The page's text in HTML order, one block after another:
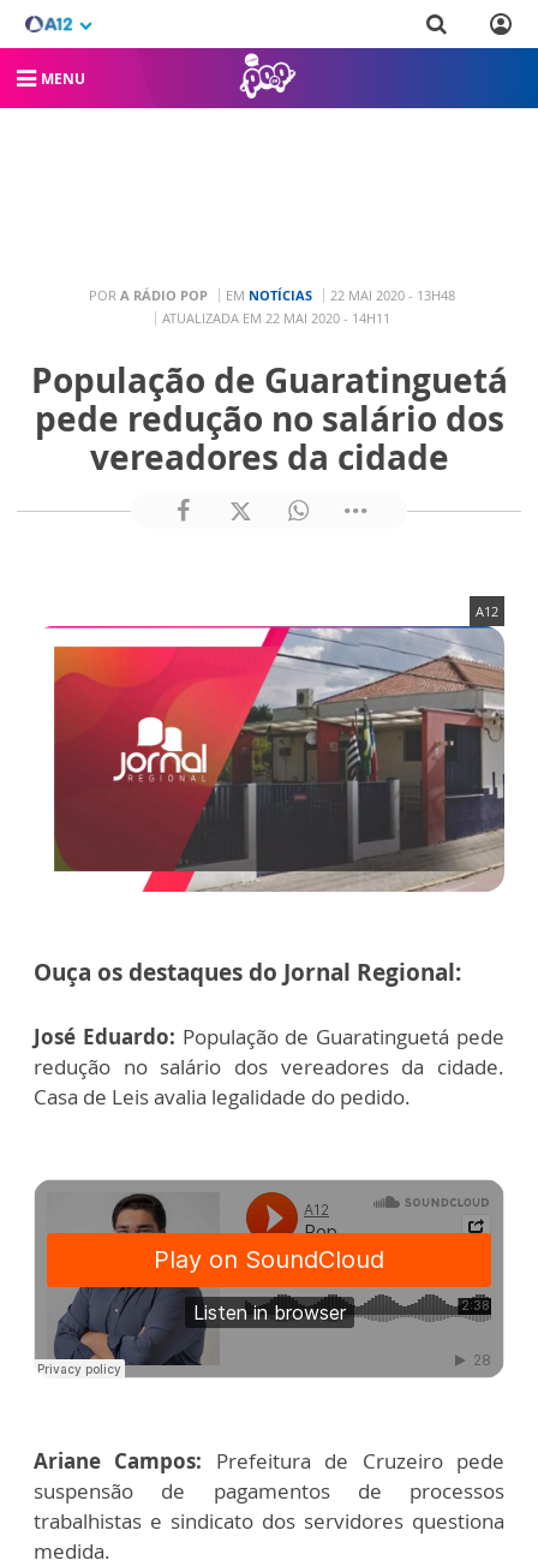
MENU
POR A RÁDIO POP EM NOTÍCIAS
22 MAI 2020 - 13H48
ATUALIZADA EM 22 MAI 2020 - 14H11
População de Guaratinguetá
pede redução no salário dos
vereadores da cidade
A12
Ouça os destaques do Jornal Regional:
José Eduardo: População de Guaratinguetá pede
redução no salário dos vereadores da cidade.
Casa de Leis avalia legalidade do pedido.
Ariane Campos: Prefeitura de Cruzeiro pede
suspensão de pagamentos de processos
trabalhistas e sindicato dos servidores questiona
medida.